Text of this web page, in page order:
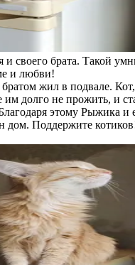
и своего брата. Такой
и любви!
жил в подвале.
им долго не прожить, и
этому Рыжика и
Поддержите